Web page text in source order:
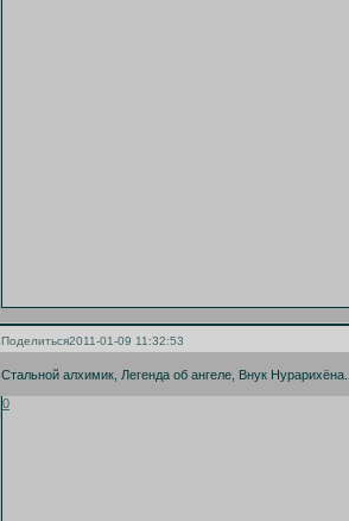
Поделиться2011-01-09 11:32:53
Стальной алхимик, Легенда об ангеле, Внук Нурарихёна...
0